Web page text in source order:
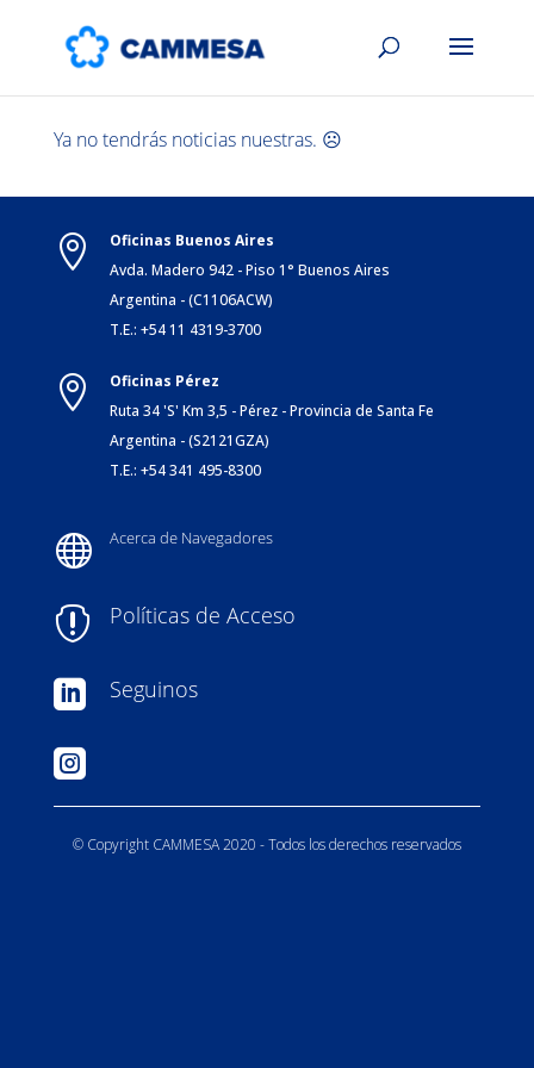
Ya no tendrás noticias nuestras. ☹️

Oficinas Buenos Aires
Avda. Madero 942 - Piso 1° Buenos Aires
Argentina - (C1106ACW)
T.E.: +54 11 4319-3700

Oficinas Pérez
Ruta 34 'S' Km 3,5 - Pérez - Provincia de Santa Fe
Argentina - (S2121GZA)
T.E.: +54 341 495-8300
 Acerca de Navegadores
 Políticas de Acceso
 Seguinos

© Copyright CAMMESA 2020 - Todos los derechos reservados